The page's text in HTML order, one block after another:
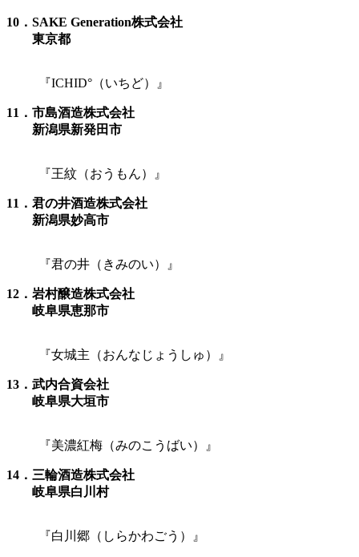
10．SAKE Generation株式会社
東京都
『ICHID°（いちど）』
11．市島酒造株式会社
新潟県新発田市
『王紋（おうもん）』
11．君の井酒造株式会社
新潟県妙高市
『君の井（きみのい）』
12．岩村醸造株式会社
岐阜県恵那市
『女城主（おんなじょうしゅ）』
13．武内合資会社
岐阜県大垣市
『美濃紅梅（みのこうばい）』
14．三輪酒造株式会社
岐阜県白川村
『白川郷（しらかわごう）』